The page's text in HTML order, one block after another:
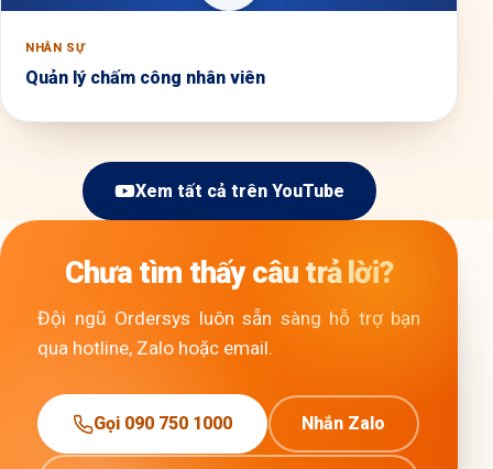
NHÂN SỰ
Quản lý chấm công nhân viên
Xem tất cả trên YouTube
Chưa tìm thấy câu trả lời?
Đội ngũ Ordersys luôn sẵn sàng hỗ trợ bạn
qua hotline, Zalo hoặc email.
Gọi 090 750 1000 Nhắn Zalo